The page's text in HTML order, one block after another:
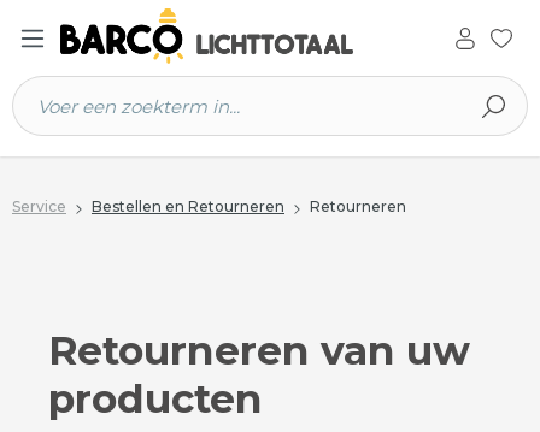
hoofdinhoud
Service Bestellen en Retourneren Retourneren
Retourneren van uw
producten